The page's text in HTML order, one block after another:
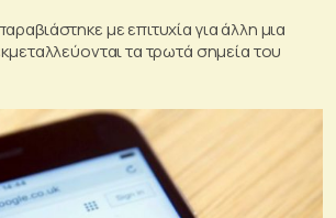
με επιτυχία για άλλη μια
τα τρωτά σημεία του